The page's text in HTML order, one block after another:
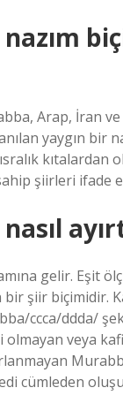
Arap, İran
yaygın bir
kıtalardan
şiirleri ifade
gelir. Eşit
şiir biçimidir.
ccca/ddda/
olmayan veya
cümleden